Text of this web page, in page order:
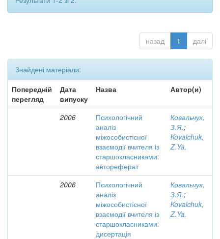
назад 1 далі
Знайдені матеріали:
Попередній
перегляд
Дата
випуску
Назва Автор(и)
2006
Психологічний
аналіз
міжособистісної
взаємодії вчителя із
старшокласниками:
автореферат
Ковальчук,
З.Я.;
Kovalchuk,
Z.Ya.
2006
Психологічний
аналіз
міжособистісної
взаємодії вчителя із
старшокласниками:
дисертація
Ковальчук,
З.Я.;
Kovalchuk,
Z.Ya.